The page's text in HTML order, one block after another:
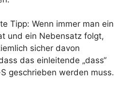
Tipp: Wenn immer man ein
und ein Nebensatz folgt,
sicher davon
das einleitende „dass“
geschrieben werden muss.